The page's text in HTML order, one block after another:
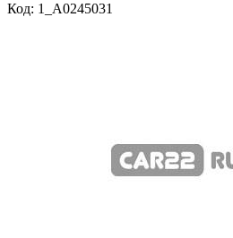
Код: 1_A0245031